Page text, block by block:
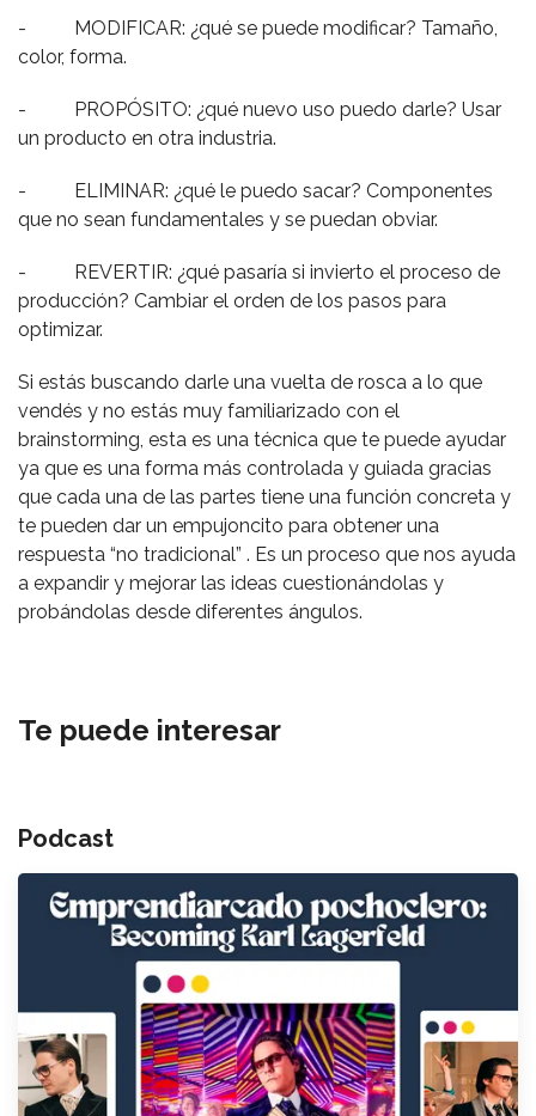
- MODIFICAR: ¿qué se puede modificar? Tamaño,
color, forma.
- PROPÓSITO: ¿qué nuevo uso puedo darle? Usar
un producto en otra industria.
- ELIMINAR: ¿qué le puedo sacar? Componentes
que no sean fundamentales y se puedan obviar.
- REVERTIR: ¿qué pasaría si invierto el proceso de
producción? Cambiar el orden de los pasos para
optimizar.
Si estás buscando darle una vuelta de rosca a lo que
vendés y no estás muy familiarizado con el
brainstorming, esta es una técnica que te puede ayudar
ya que es una forma más controlada y guiada gracias
que cada una de las partes tiene una función concreta y
te pueden dar un empujoncito para obtener una
respuesta “no tradicional” . Es un proceso que nos ayuda
a expandir y mejorar las ideas cuestionándolas y
probándolas desde diferentes ángulos.
Te puede interesar
Podcast